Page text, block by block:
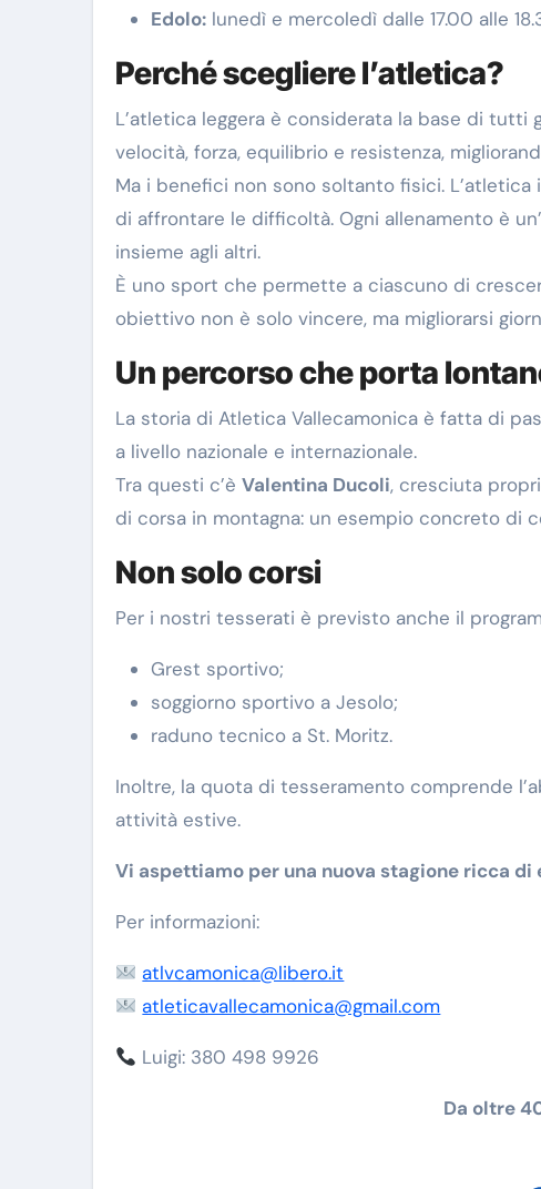
Edolo: lunedì e mercoledì dalle 17.00 alle
Perché scegliere l’atletica?
L’atletica leggera è considerata la base di
velocità, forza, equilibrio e resistenza,
Ma i benefici non sono soltanto fisici.
di affrontare le difficoltà. Ogni allenamento è
insieme agli altri.
È uno sport che permette a ciascuno di
obiettivo non è solo vincere, ma migliorarsi
Un percorso che porta
La storia di Atletica Vallecamonica è fatta di
a livello nazionale e internazionale.
Tra questi c’è Valentina Ducoli, cresciuta
di corsa in montagna: un esempio concreto di
Non solo corsi
Per i nostri tesserati è previsto anche il
Grest sportivo;
soggiorno sportivo a Jesolo;
raduno tecnico a St. Moritz.
Inoltre, la quota di tesseramento comprende
attività estive.
Vi aspettiamo per una nuova stagione ricca di
Per informazioni:
atlvcamonica@libero.it
atleticavallecamonica@gmail.com
Luigi: 380 498 9926
Da oltre